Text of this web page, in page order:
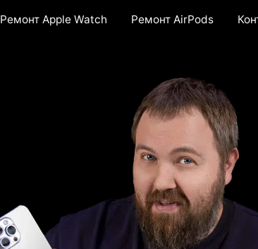
Ремонт Apple Watch Ремонт AirPods